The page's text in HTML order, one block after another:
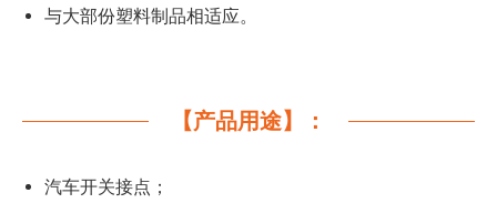
与大部份塑料制品相适应。
【产品用途】：
汽车开关接点；